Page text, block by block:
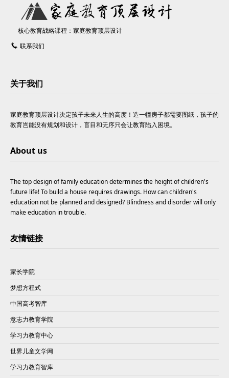
核心教育战略课程：家庭教育顶层设计
联系我们
关于我们
家庭教育顶层设计决定孩子未来人生的高度！造一幢房子都需要图纸，孩子的
教育岂能没有规划和设计，盲目和无序只会让教育陷入困境。
About us
The top design of family education determines the height of children's
future life! To build a house requires drawings. How can children's
education not be planned and designed? Blindness and disorder will only
make education in trouble.
友情链接
家长学院
梦想方程式
中国高考智库
意志力教育学院
学习力教育中心
世界儿童文学网
学习力教育智库